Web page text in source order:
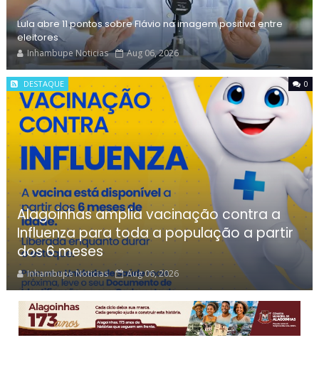
Lula abre 11 pontos sobre Flávio na imagem positiva entre
eleitores
Inhambupe Noticias Aug 06, 2026
DESTAQUE 0
Alagoinhas amplia vacinação contra a
Influenza para toda a população a partir
dos 6 meses
Inhambupe Noticias Aug 06, 2026